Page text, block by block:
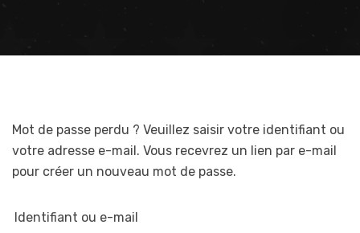
Mot de passe perdu ? Veuillez saisir votre identifiant ou
votre adresse e-mail. Vous recevrez un lien par e-mail
pour créer un nouveau mot de passe.
Identifiant ou e-mail